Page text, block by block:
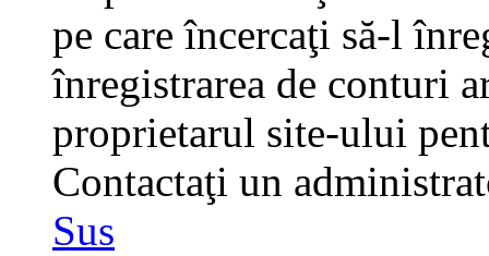
pe care încercaţi să-l
înregistrarea de conturi
proprietarul site-ului
Contactaţi un
Sus